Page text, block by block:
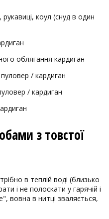
коул (снуд в один
облягання кардиган
/ кардиган
/ кардиган
з товстої
в теплій воді (близько
і не полоскати у гарячій і
вовна в нитці зваляється,